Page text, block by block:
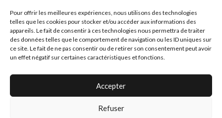
Pour offrir les meilleures expériences, nous utilisons des technologies
telles que les cookies pour stocker et/ou accéder aux informations des
appareils. Le fait de consentir à ces technologies nous permettra de traiter
des données telles que le comportement de navigation ou les ID uniques sur
ce site. Le fait de ne pas consentir ou de retirer son consentement peut avoir
un effet négatif sur certaines caractéristiques et fonctions.
Accepter
Refuser
maisonscreoles.immo@gmail.com